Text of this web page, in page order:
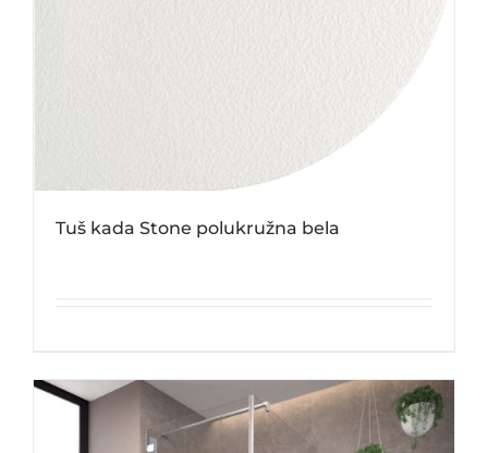
Tuš kada Stone polukružna bela